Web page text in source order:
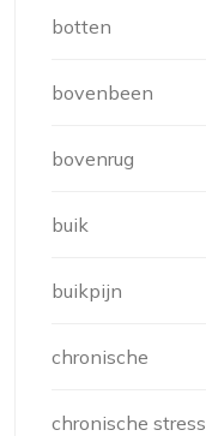
botten
bovenbeen
bovenrug
buik
buikpijn
chronische
chronische stress